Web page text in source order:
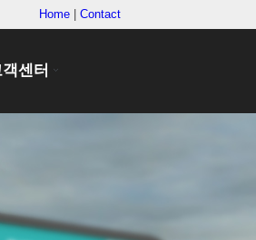
Home| Contact
센터